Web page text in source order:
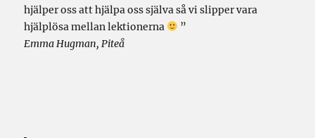
hjälper oss att hjälpa oss själva så vi slipper vara
hjälplösa mellan lektionerna
”
Emma Hugman, Piteå